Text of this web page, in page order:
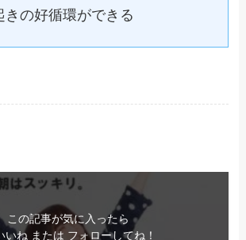
きの好循環ができる
この記事が気に入ったら
いね または フォローしてね！